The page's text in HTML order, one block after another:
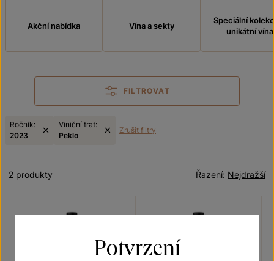
Akční nabídka Vína a sekty
Speciální
unikátní vína
FILTROVAT
Ročník:
2023
Viniční trať:
Peklo
Zrušit filtry
Nejdražší
Řazení:
2 produkty
Potvrzení